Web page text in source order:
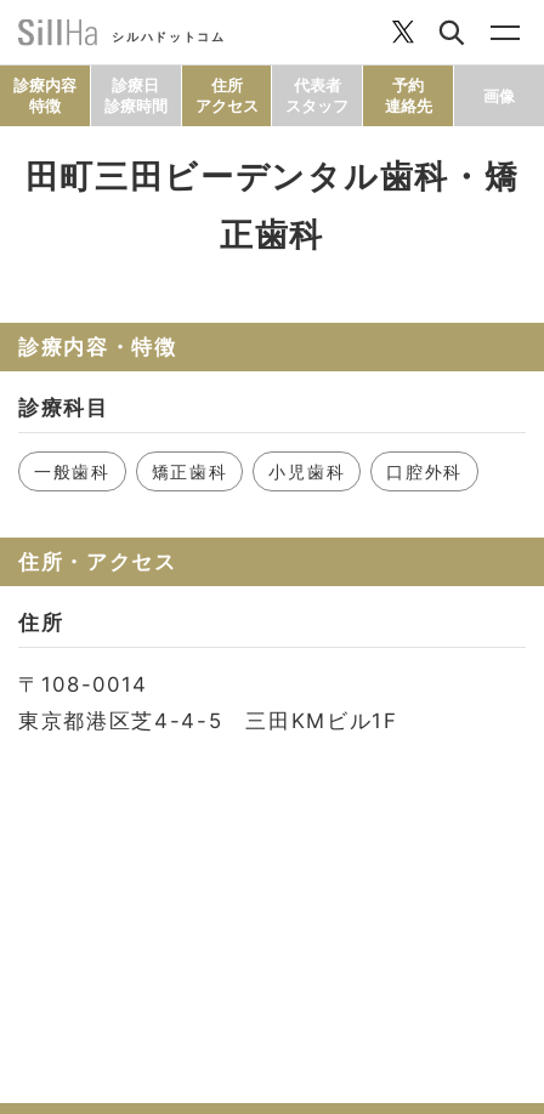
シルハドットコム
コラム
利用規約
診療内容
特徴
診療日
診療時間
住所
アクセス
代表者
スタッフ
予約
連絡先
画像
田町三田ビーデンタル歯科・矯
正歯科
診療内容・特徴
診療科目
一般歯科 矯正歯科 小児歯科 口腔外科
住所・アクセス
住所
〒108-0014
東京都港区芝4-4-5 三田KMビル1F